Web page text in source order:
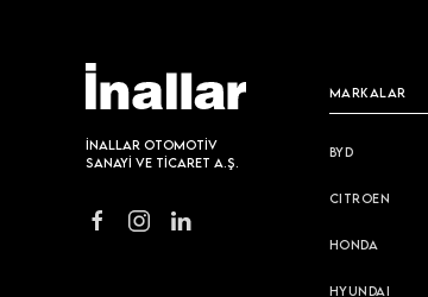
İNALLAR OTOMOTİV
SANAYİ VE TİCARET A.Ş.
MARKALAR
BYD
CITROEN
HONDA
HYUNDAI